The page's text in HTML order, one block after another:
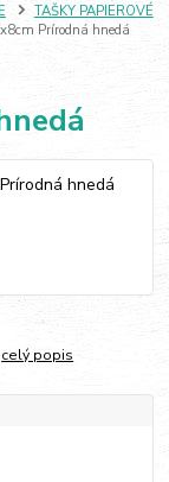
TAŠKY PAPIEROVÉ
Prírodná hnedá
celý popis